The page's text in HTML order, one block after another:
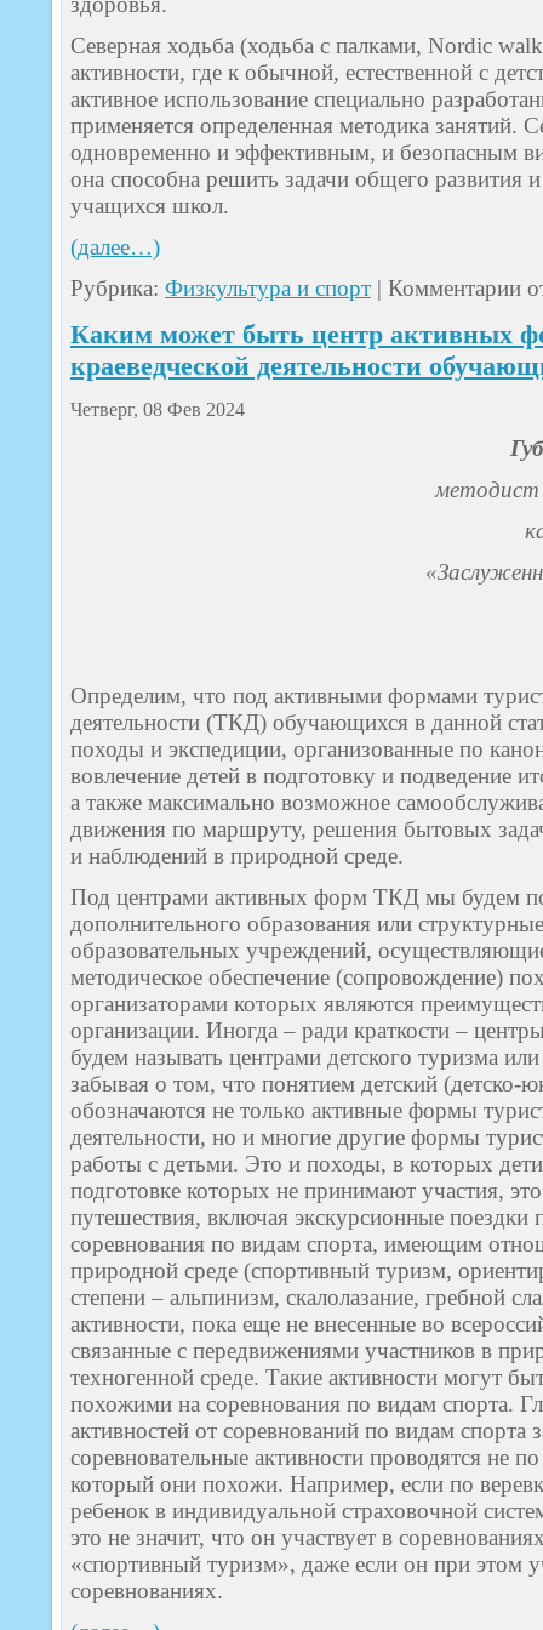
Северная ходьба (ходьба с палками, Nordic
активности, где к обычной, естественной с
активное использование специально
применяется определенная методика занятий.
одновременно и эффективным, и безопасным
она способна решить задачи общего развития
учащихся школ.
(далее…)
Рубрика: Физкультура и спорт | Комментариик
Каким может быть центр активных
краеведческой деятельности
Четверг, 08 Фев 2024
методист
Определим, что под активными формами
деятельности (ТКД) обучающихся в данной
походы и экспедиции, организованные по
вовлечение детей в подготовку и подведение
а также максимально возможное
движения по маршруту, решения бытовых
и наблюдений в природной среде.
Под центрами активных форм ТКД мы будем
дополнительного образования или
образовательных учреждений,
методическое обеспечение (сопровождение)
организаторами которых являются
организации. Иногда – ради краткости –
будем называть центрами детского туризма
забывая о том, что понятием детский (детско-
обозначаются не только активные формы
деятельности, но и многие другие формы
работы с детьми. Это и походы, в которых
подготовке которых не принимают участия,
путешествия, включая экскурсионные поездки
соревнования по видам спорта, имеющим
природной среде (спортивный туризм,
степени – альпинизм, скалолазание, гребной
активности, пока еще не внесенные во
связанные с передвижениями участников в
техногенной среде. Такие активности могут
похожими на соревнования по видам спорта.
активностей от соревнований по видам спорта
соревновательные активности проводятся не
который они похожи. Например, если по
ребенок в индивидуальной страховочной
это не значит, что он участвует в
«спортивный туризм», даже если он при этом
соревнованиях.